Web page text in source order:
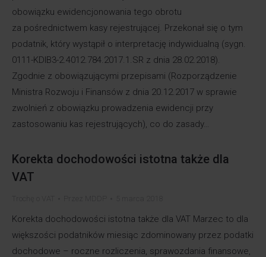
obowiązku ewidencjonowania tego obrotu
za pośrednictwem kasy rejestrującej. Przekonał się o tym
podatnik, który wystąpił o interpretację indywidualną (sygn.
0111-KDIB3-2.4012.784.2017.1.SR z dnia 28.02.2018).
Zgodnie z obowiązującymi przepisami (Rozporządzenie
Ministra Rozwoju i Finansów z dnia 20.12.2017 w sprawie
zwolnień z obowiązku prowadzenia ewidencji przy
zastosowaniu kas rejestrujących), co do zasady…
Korekta dochodowości istotna także dla
VAT
Korekta dochodowości istotna także dla VAT Marzec to dla
większości podatników miesiąc zdominowany przez podatki
dochodowe – roczne rozliczenia, sprawozdania finansowe,